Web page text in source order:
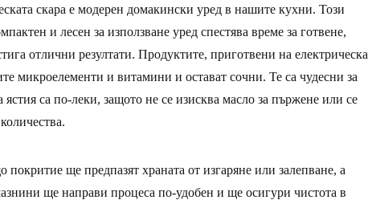
скара е модерен домакински уред в нашите кухни. Този
и лесен за използване уред спестява време за готвене,
отлични резултати. Продуктите, приготвени на електрическа
микроелементи и витамини и остават сочни. Те са чудесни за
ястия са по-леки, защото не се изисква масло за пържене или се
покритие ще предпазят храната от изгаряне или залепване, а
ще направи процеса по-удобен и ще осигури чистота в